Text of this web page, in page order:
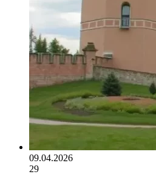
09.04.2026
29